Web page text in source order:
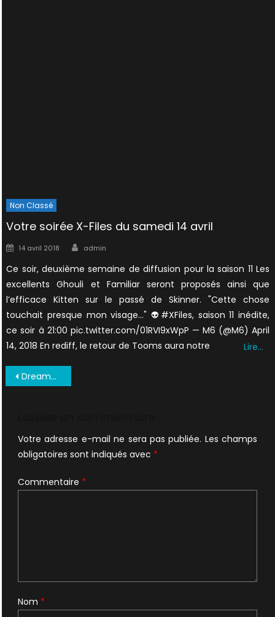
Non Classé
Votre soirée X-Files du samedi 14 avril
Posted
14 avril 2018 Author
admin
Ce soir, deuxième semaine de diffusion pour la saison 11 Les
excellents Ghouli et Familiar seront proposés ainsi que
l’efficace Kitten sur le passé de Skinner. "Cette chose
touchait presque mon visage…" 👽#XFiles, saison 11 inédite,
ce soir à 21:00 pic.twitter.com/01RVI9xWpP — M6 (@M6) April
14, 2018 En rediff, le retour de Tooms aura notre
Lire…
Navigation
DreamWatch Issue 25 0024
Votre adresse e-mail ne sera pas publiée. Les champs
obligatoires sont indiqués avec *
Commentaire *
Nom *